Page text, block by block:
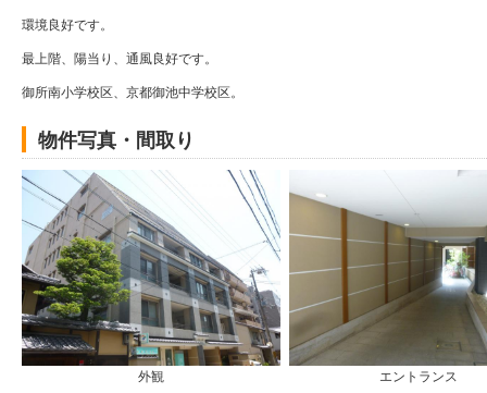
環境良好です。
最上階、陽当り、通風良好です。
御所南小学校区、京都御池中学校区。
物件写真・間取り
外観 エントランス